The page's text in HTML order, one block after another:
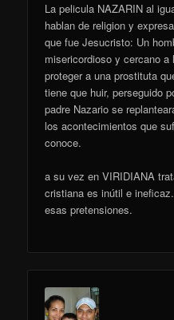
La pelicula NAZARIN al
hablan de religion y
que fue Jesucristo: Un
misericordioso y cercano
proteger a una prostituta
tiene que huir, perseguido
padre Nazario se
los acontecimientos que
conoce.
a su vez en VIRIDIANA
cristiana es inútil e
esas pretensiones.